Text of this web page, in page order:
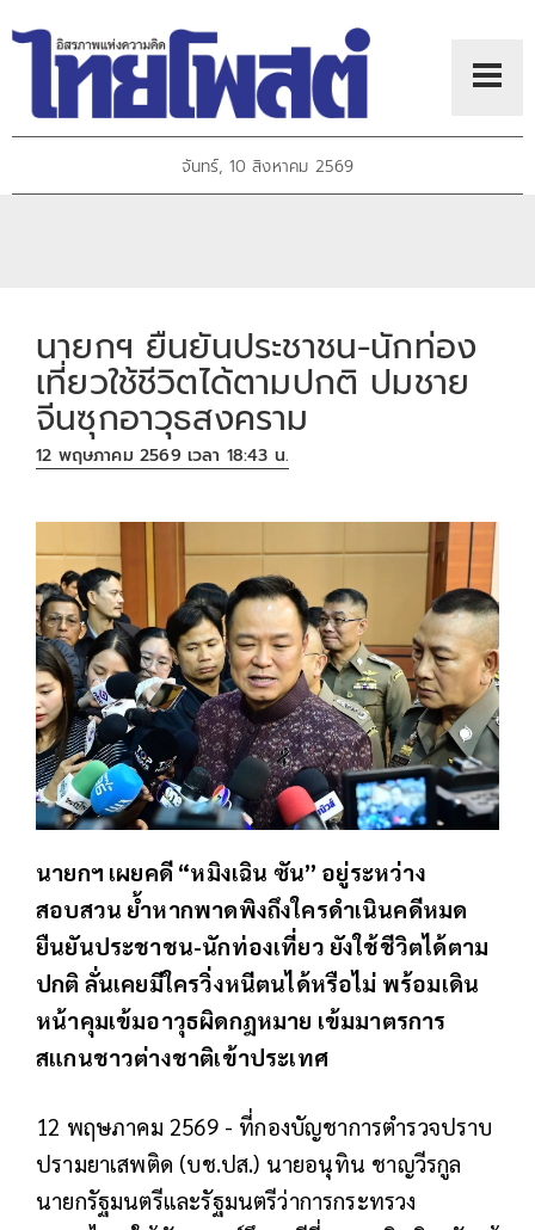
จันทร์, 10 สิงหาคม 2569
นายกฯ ยืนยันประชาชน-นักท่อง
เที่ยวใช้ชีวิตได้ตามปกติ ปมชาย
จีนซุกอาวุธสงคราม
12 พฤษภาคม 2569 เวลา 18:43 น.
นายกฯ เผยคดี “หมิงเฉิน ซัน” อยู่ระหว่าง
สอบสวน ย้ำหากพาดพิงถึงใครดำเนินคดีหมด
ยืนยันประชาชน-นักท่องเที่ยว ยังใช้ชีวิตได้ตาม
ปกติ ลั่นเคยมีใครวิ่งหนีตนได้หรือไม่ พร้อมเดิน
หน้าคุมเข้มอาวุธผิดกฎหมาย เข้มมาตรการ
สแกนชาวต่างชาติเข้าประเทศ
12 พฤษภาคม 2569 - ที่กองบัญชาการตำรวจปราบ
ปรามยาเสพติด (บช.ปส.) นายอนุทิน ชาญวีรกูล
นายกรัฐมนตรีและรัฐมนตรีว่าการกระทรวง